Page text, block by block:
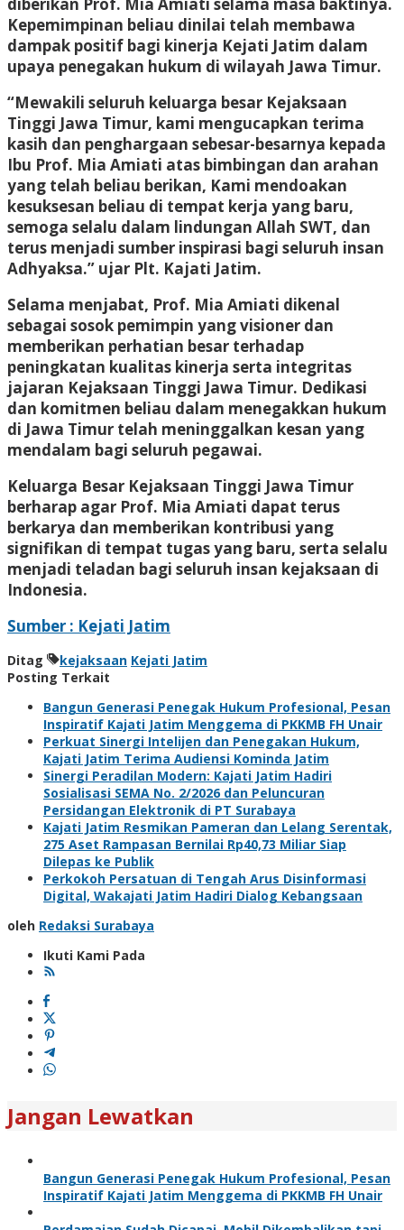
Kepemimpinan beliau dinilai telah membawa
dampak positif bagi kinerja Kejati Jatim dalam
upaya penegakan hukum di wilayah Jawa Timur.
“Mewakili seluruh keluarga besar Kejaksaan
Tinggi Jawa Timur, kami mengucapkan terima
kasih dan penghargaan sebesar-besarnya kepada
Ibu Prof. Mia Amiati atas bimbingan dan arahan
yang telah beliau berikan, Kami mendoakan
kesuksesan beliau di tempat kerja yang baru,
semoga selalu dalam lindungan Allah SWT, dan
terus menjadi sumber inspirasi bagi seluruh insan
Adhyaksa.” ujar Plt. Kajati Jatim.
Selama menjabat, Prof. Mia Amiati dikenal
sebagai sosok pemimpin yang visioner dan
memberikan perhatian besar terhadap
peningkatan kualitas kinerja serta integritas
jajaran Kejaksaan Tinggi Jawa Timur. Dedikasi
dan komitmen beliau dalam menegakkan hukum
di Jawa Timur telah meninggalkan kesan yang
mendalam bagi seluruh pegawai.
Keluarga Besar Kejaksaan Tinggi Jawa Timur
berharap agar Prof. Mia Amiati dapat terus
berkarya dan memberikan kontribusi yang
signifikan di tempat tugas yang baru, serta selalu
menjadi teladan bagi seluruh insan kejaksaan di
Indonesia.
Sumber : Kejati Jatim
Ditag kejaksaan Kejati Jatim
Posting Terkait
Bangun Generasi Penegak Hukum Profesional, Pesan
Inspiratif Kajati Jatim Menggema di PKKMB FH Unair
Perkuat Sinergi Intelijen dan Penegakan Hukum,
Kajati Jatim Terima Audiensi Kominda Jatim
Sinergi Peradilan Modern: Kajati Jatim Hadiri
Sosialisasi SEMA No. 2/2026 dan Peluncuran
Persidangan Elektronik di PT Surabaya
Kajati Jatim Resmikan Pameran dan Lelang Serentak,
275 Aset Rampasan Bernilai Rp40,73 Miliar Siap
Dilepas ke Publik
Perkokoh Persatuan di Tengah Arus Disinformasi
Digital, Wakajati Jatim Hadiri Dialog Kebangsaan
oleh Redaksi Surabaya
Ikuti Kami Pada
Jangan Lewatkan
Bangun Generasi Penegak Hukum Profesional, Pesan
Inspiratif Kajati Jatim Menggema di PKKMB FH Unair